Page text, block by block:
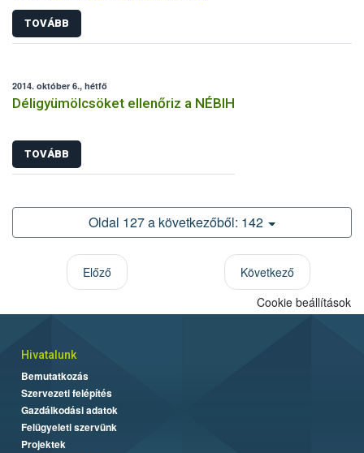
TOVÁBB
2014. október 6., hétfő
Déligyümölcsöket ellenőriz a NÉBIH
TOVÁBB
Oldal 127 a következőből: 142
Előző
Következő
Cookie beállítások
Hivatalunk
Bemutatkozás
Szervezeti felépítés
Gazdálkodási adatok
Felügyeleti szervünk
Projektek